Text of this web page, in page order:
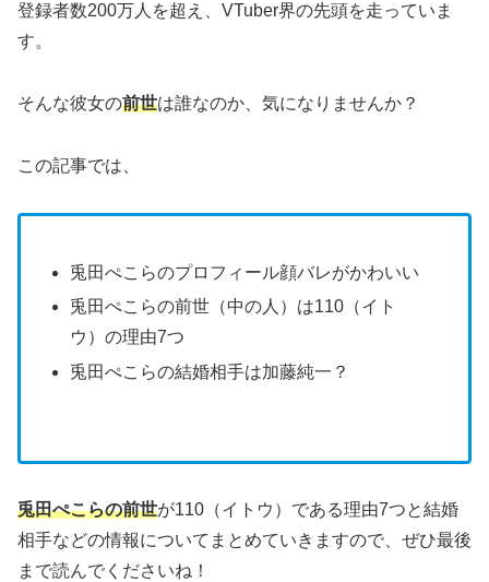
登録者数200万人を超え、VTuber界の先頭を走っていま
す。
そんな彼女の前世は誰なのか、気になりませんか？
この記事では、
兎田ぺこらのプロフィール顔バレがかわいい
兎田ぺこらの前世（中の人）は110（イト
ウ）の理由7つ
兎田ぺこらの結婚相手は加藤純一？
兎田ぺこらの前世が110（イトウ）である理由7つと結婚
相手などの情報についてまとめていきますので、ぜひ最後
まで読んでくださいね！